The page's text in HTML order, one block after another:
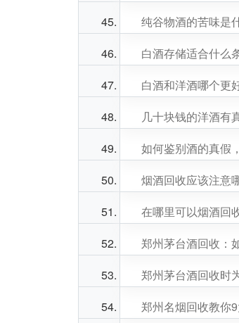
纯谷物酒的苦味是
白酒存储适合什么
白酒和洋酒哪个更
几十块钱的洋酒有
如何鉴别酒的真假
烟酒回收应该注意
在哪里可以烟酒回
郑州茅台酒回收：
郑州茅台酒回收时
郑州名烟回收教你